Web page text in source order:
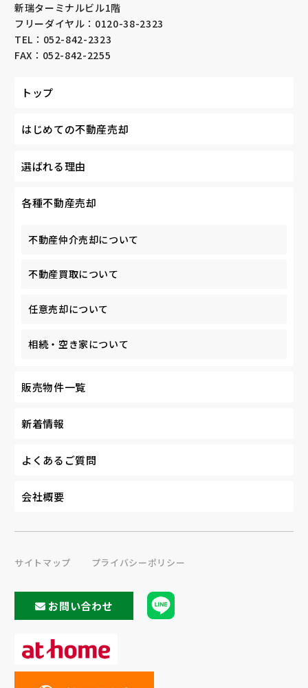
新瑞ターミナルビル1階
フリーダイヤル：0120-38-2323
TEL：052-842-2323
FAX：052-842-2255
トップ
はじめての不動産売却
選ばれる理由
各種不動産売却
不動産仲介売却について
不動産買取について
任意売却について
相続・空き家について
販売物件一覧
新着情報
よくあるご質問
会社概要
サイトマップ プライバシーポリシー
お問い合わせ